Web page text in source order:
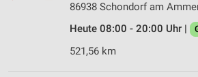
86938 Schondorf am
Heute 08:00 - 20:00 Uhr |
521,56 km